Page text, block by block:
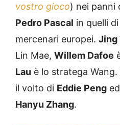
vostro gioco) nei panni
Pedro Pascal in quelli
mercenari europei. Jing
Lin Mae, Willem Dafoe
Lau è lo stratega
il volto di Eddie Peng
Hanyu Zhang.